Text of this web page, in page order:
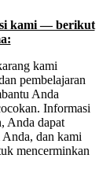
kami — berikut
kami
pembelajaran
Anda
Informasi
Anda dapat
dan kami
mencerminkan